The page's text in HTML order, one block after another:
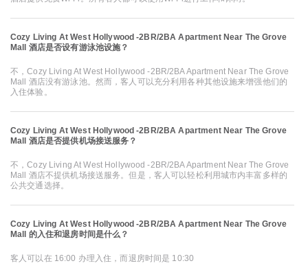
Cozy Living At West Hollywood -2BR/2BA Apartment Near The Grove
Mall 酒店是否设有游泳池设施？
不，Cozy Living At West Hollywood -2BR/2BA Apartment Near The Grove
Mall 酒店没有游泳池。然而，客人可以充分利用各种其他设施来增强他们的
入住体验。
Cozy Living At West Hollywood -2BR/2BA Apartment Near The Grove
Mall 酒店是否提供机场接送服务？
不，Cozy Living At West Hollywood -2BR/2BA Apartment Near The Grove
Mall 酒店不提供机场接送服务。但是，客人可以轻松利用城市内丰富多样的
公共交通选择。
Cozy Living At West Hollywood -2BR/2BA Apartment Near The Grove
Mall 的入住和退房时间是什么？
客人可以在 16:00 办理入住，而退房时间是 10:30